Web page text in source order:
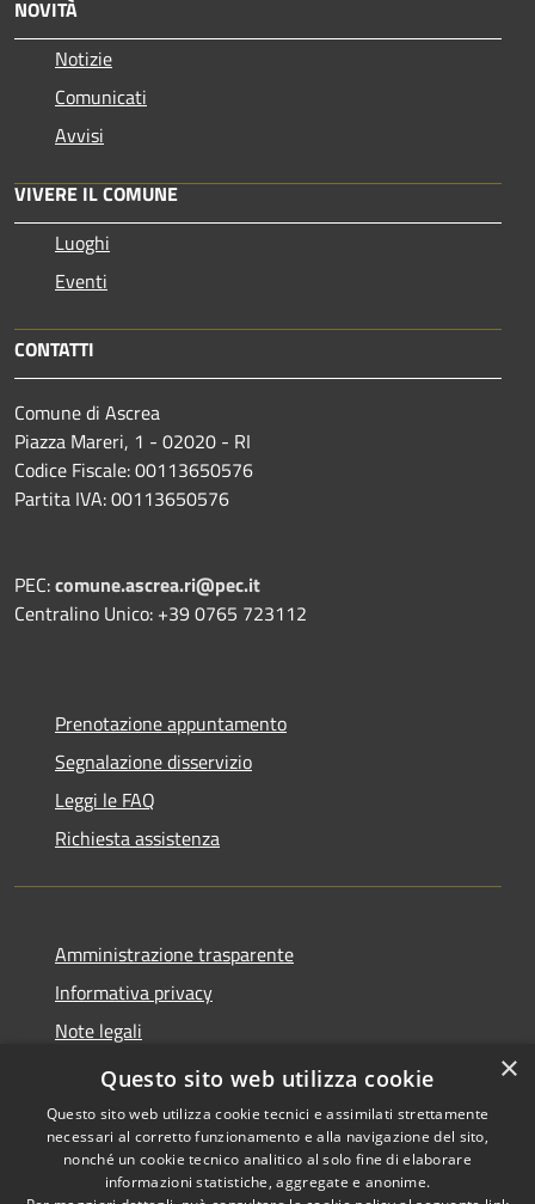
NOVITÀ
Notizie
Comunicati
Avvisi
VIVERE IL COMUNE
Luoghi
Eventi
CONTATTI
Comune di Ascrea
Piazza Mareri, 1 - 02020 - RI
Codice Fiscale: 00113650576
Partita IVA: 00113650576
PEC:comune.ascrea.ri@pec.it
Centralino Unico: +39 0765 723112
Prenotazione appuntamento
Segnalazione disservizio
Leggi le FAQ
Richiesta assistenza
Amministrazione trasparente
Informativa privacy
Note legali
Dichiarazione di accessibilità
Copyright © 2026 • Comune di
×
Questo sito web utilizza cookie
Questo sito web utilizza cookie tecnici e assimilati strettamente
necessari al corretto funzionamento e alla navigazione del sito,
nonché un cookie tecnico analitico al solo fine di elaborare
informazioni statistiche, aggregate e anonime.